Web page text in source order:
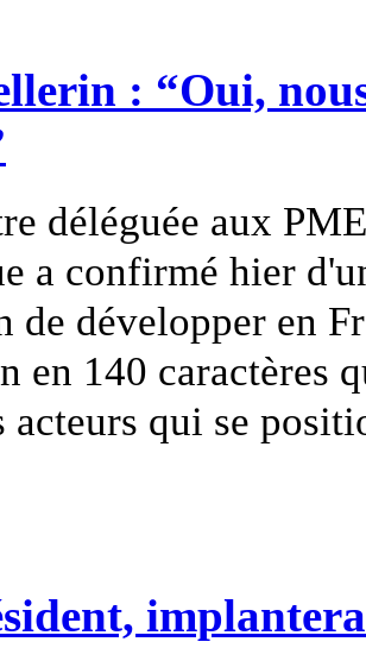
: “Oui,
déléguée aux
a confirmé hier
de développer en
en 140 caractères
qui se